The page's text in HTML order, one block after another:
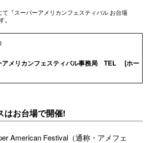
『スーパーアメリカンフェスティバル お台場
アメリカンフェスティバル事務局 TEL [ホー
はお台場で開催!
American Festival（通称・アメフェ